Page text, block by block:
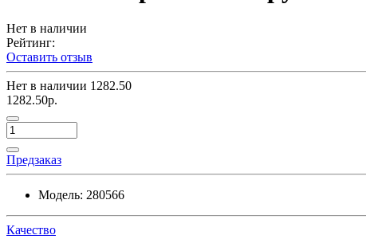
Нет в наличии
Рейтинг:
Оставить отзыв
Нет в наличии 1282.50
1282.50р.
Предзаказ
Модель: 280566
Качество